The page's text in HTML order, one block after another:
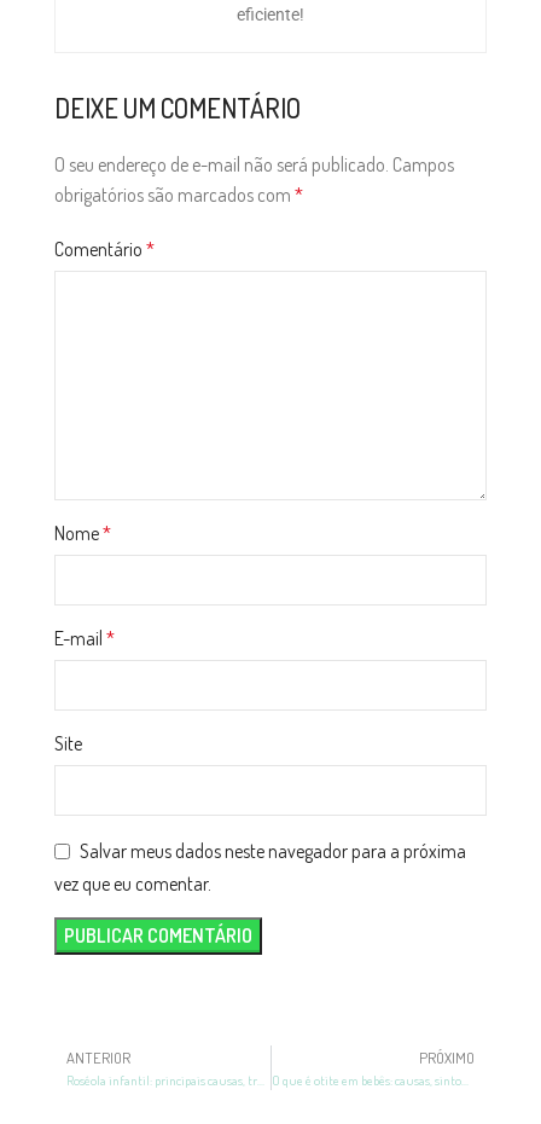
eficiente!
DEIXE UM COMENTÁRIO
O seu endereço de e-mail não será publicado. Campos
obrigatórios são marcados com *
Comentário *
Nome*
E-mail *
Site
Salvar meus dados neste navegador para a próxima
vez que eu comentar.
ANTERIOR PRÓXIMO
O que é otite em bebês: causas, sintomas, tratamentos e mais